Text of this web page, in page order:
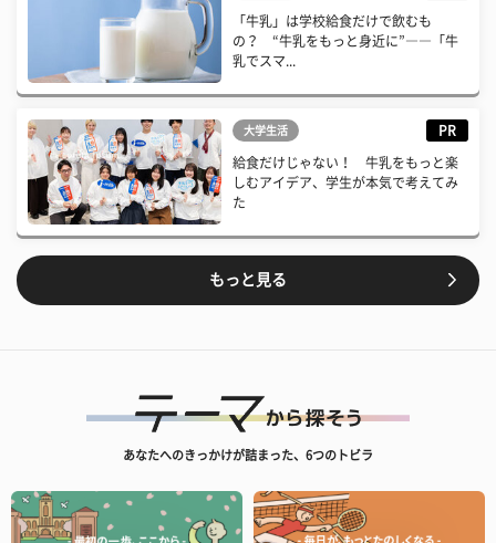
「牛乳」は学校給食だけで飲むも
の？ “牛乳をもっと身近に”――「牛
乳でスマ...
大学生活 PR
給食だけじゃない！ 牛乳をもっと楽
しむアイデア、学生が本気で考えてみ
た
もっと見る
あなたへのきっかけが詰まった、6つのトビラ